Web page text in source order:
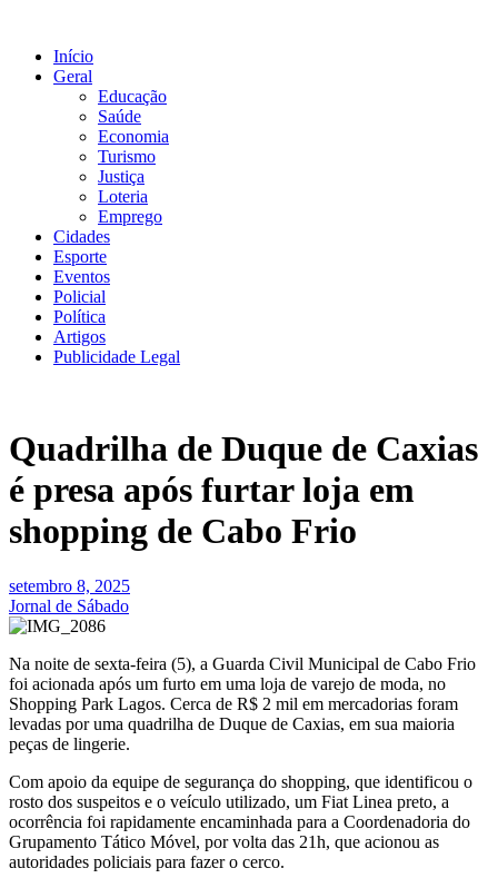
conteúdo
Início
Geral
Educação
Saúde
Economia
Turismo
Justiça
Loteria
Emprego
Cidades
Esporte
Eventos
Policial
Política
Artigos
Publicidade Legal
Quadrilha de Duque de Caxias
é presa após furtar loja em
shopping de Cabo Frio
setembro 8, 2025
Jornal de Sábado
Na noite de sexta-feira (5), a Guarda Civil Municipal de Cabo Frio
foi acionada após um furto em uma loja de varejo de moda, no
Shopping Park Lagos. Cerca de R$ 2 mil em mercadorias foram
levadas por uma quadrilha de Duque de Caxias, em sua maioria
peças de lingerie.
Com apoio da equipe de segurança do shopping, que identificou o
rosto dos suspeitos e o veículo utilizado, um Fiat Linea preto, a
ocorrência foi rapidamente encaminhada para a Coordenadoria do
Grupamento Tático Móvel, por volta das 21h, que acionou as
autoridades policiais para fazer o cerco.